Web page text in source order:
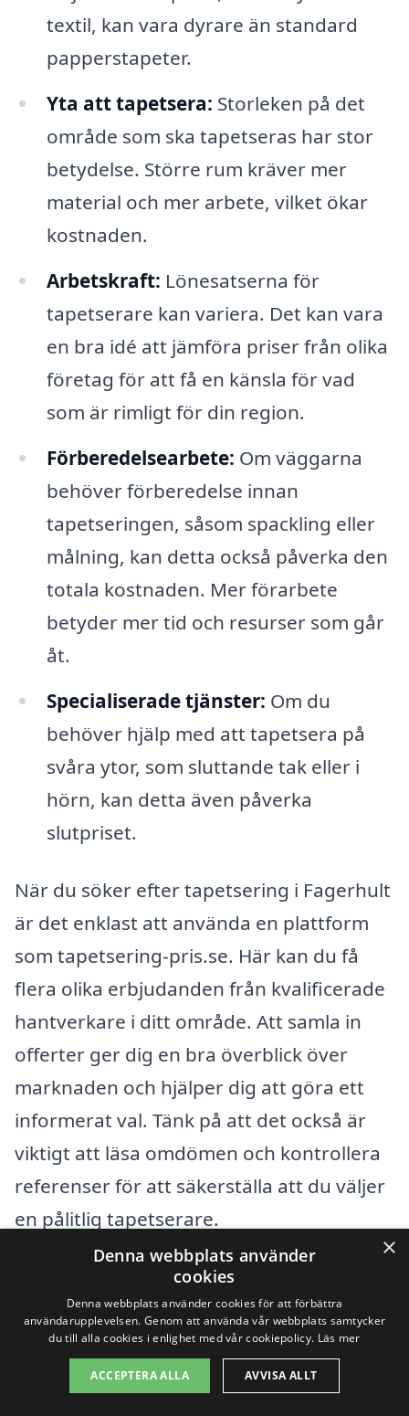
textil, kan vara dyrare än standard
papperstapeter.
Yta att tapetsera: Storleken på det
område som ska tapetseras har stor
betydelse. Större rum kräver mer
material och mer arbete, vilket ökar
kostnaden.
Arbetskraft: Lönesatserna för
tapetserare kan variera. Det kan vara
en bra idé att jämföra priser från olika
företag för att få en känsla för vad
som är rimligt för din region.
Förberedelsearbete: Om väggarna
behöver förberedelse innan
tapetseringen, såsom spackling eller
målning, kan detta också påverka den
totala kostnaden. Mer förarbete
betyder mer tid och resurser som går
åt.
Specialiserade tjänster: Om du
behöver hjälp med att tapetsera på
svåra ytor, som sluttande tak eller i
hörn, kan detta även påverka
slutpriset.
När du söker efter tapetsering i Fagerhult
är det enklast att använda en plattform
som tapetsering-pris.se. Här kan du få
flera olika erbjudanden från kvalificerade
hantverkare i ditt område. Att samla in
offerter ger dig en bra överblick över
marknaden och hjälper dig att göra ett
informerat val. Tänk på att det också är
viktigt att läsa omdömen och kontrollera
referenser för att säkerställa att du väljer
en pålitlig tapetserare.
Oavsett om du planerar att förnya ett
rum eller förbereda en hel lägenhet, är
förståelsen för vad som påverkar priset
för tapetsering i Fagerhult avgörande.
×
Denna webbplats använder
cookies
Denna webbplats använder cookies för att förbättra
användarupplevelsen. Genom att använda vår webbplats samtycker
du till alla cookies i enlighet med vår cookiepolicy. Läs mer
ACCEPTERA ALLA AVVISA ALLT